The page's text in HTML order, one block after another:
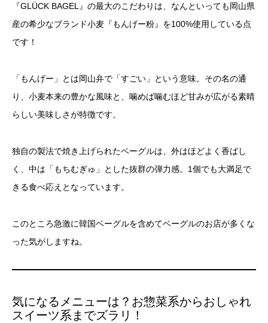
『GLÜCK BAGEL』の最大のこだわりは、なんといっても岡山県
産の希少なブランド小麦『もんげー粉』を100%使用している点
です！
「もんげー」とは岡山弁で「すごい」という意味。その名の通
り、小麦本来の豊かな風味と、噛めば噛むほど甘みが広がる素晴
らしい美味しさが特徴です。
独自の製法で焼き上げられたベーグルは、外はほどよく香ばし
く、中は「もちむぎゅ」とした抜群の弾力感。1個でも大満足で
きる食べ応えとなっています。
このところ急激に韓国ベーグルを含めてベーグルのお店が多くな
った気がしますね。
気になるメニューは？お惣菜系からおしゃれ
スイーツ系までズラリ！